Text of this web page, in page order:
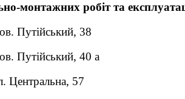
монтажних робіт та
Путійський, 38
Путійський, 40 а
Центральна, 57